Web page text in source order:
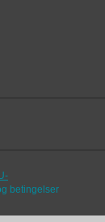
betingelser